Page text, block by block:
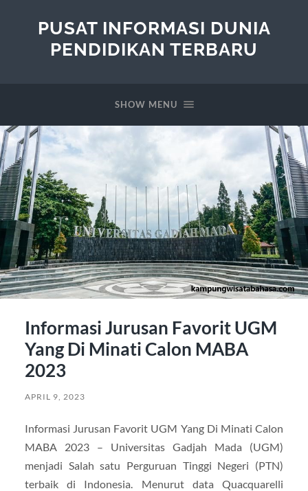
PUSAT INFORMASI DUNIA
PENDIDIKAN TERBARU
SHOW MENU
Informasi Jurusan Favorit UGM
Yang Di Minati Calon MABA
2023
APRIL 9, 2023
Informasi Jurusan Favorit UGM Yang Di Minati Calon
MABA 2023 – Universitas Gadjah Mada (UGM)
menjadi Salah satu Perguruan Tinggi Negeri (PTN)
terbaik di Indonesia. Menurut data Quacquarelli